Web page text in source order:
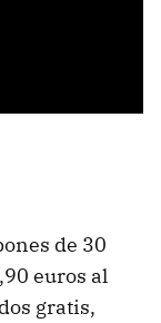
de 30
euros al
gratis,